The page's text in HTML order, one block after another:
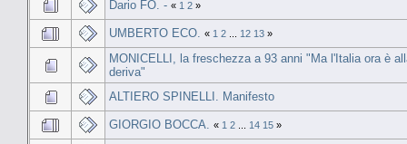
Dario FO. - « 1 2 »
UMBERTO ECO. « 1 2 12 13 »
MONICELLI, la freschezza a 93 anni "Ma l'Italia ora è
deriva"
ALTIERO SPINELLI. Manifesto
GIORGIO BOCCA. « 1 2 14 15 »